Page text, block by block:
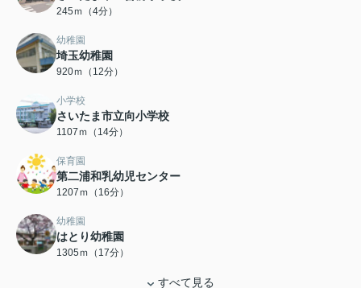
245ｍ（4分）
幼稚園
埼玉幼稚園
920ｍ（12分）
小学校
さいたま市立向小学校
1107ｍ（14分）
保育園
第二浦和乳幼児センター
1207ｍ（16分）
幼稚園
はとり幼稚園
1305ｍ（17分）
すべて見る